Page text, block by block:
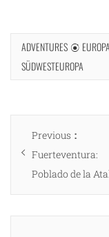
ADVENTURES EUROPA
SÜDWESTEUROPA
Previous
post:
Fuerteventura:
Poblado de la